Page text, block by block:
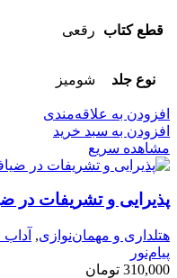
قطع کتاب رقعی
نوع جلد شومیز
افزودن به علاقه‌مندی
افزودن به سبد خرید
مشاهده سریع
پذیرایی و تشریفات
هتلداری و مهمان‌نوازی,
پیام‌نور
310,000 تومان